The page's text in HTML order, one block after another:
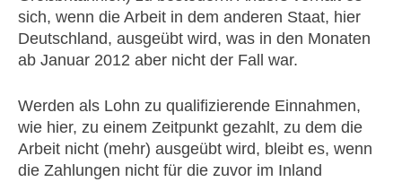
sich, wenn die Arbeit in dem anderen Staat, hier
Deutschland, ausgeübt wird, was in den Monaten
ab Januar 2012 aber nicht der Fall war.
Werden als Lohn zu qualifizierende Einnahmen,
wie hier, zu einem Zeitpunkt gezahlt, zu dem die
Arbeit nicht (mehr) ausgeübt wird, bleibt es, wenn
die Zahlungen nicht für die zuvor im Inland